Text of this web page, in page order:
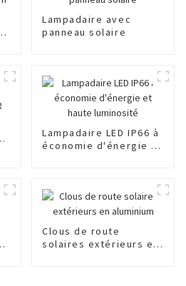
Lampadaire avec
panneau solaire
Lampadaire LED IP66 à
économie d'énergie et
Clous de route
solaires extérieurs en